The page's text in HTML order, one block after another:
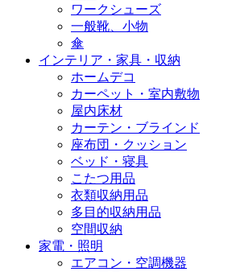
ワークシューズ
一般靴、小物
傘
インテリア・家具・収納
ホームデコ
カーペット・室内敷物
屋内床材
カーテン・ブラインド
座布団・クッション
ベッド・寝具
こたつ用品
衣類収納用品
多目的収納用品
空間収納
家電・照明
エアコン・空調機器